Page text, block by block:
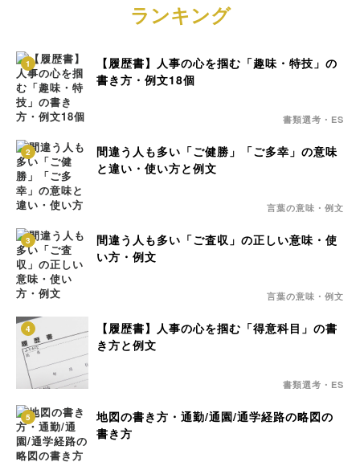
ランキング
1
【履歴書】人事の心を掴む「趣味・特技」の
書き方・例文18個
書類選考・ES
2
間違う人も多い「ご健勝」「ご多幸」の意味
と違い・使い方と例文
言葉の意味・例文
3
間違う人も多い「ご査収」の正しい意味・使
い方・例文
言葉の意味・例文
4
【履歴書】人事の心を掴む「得意科目」の書
き方と例文
書類選考・ES
5
地図の書き方・通勤/通園/通学経路の略図の
書き方